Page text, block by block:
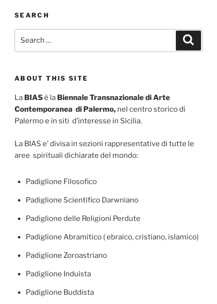
SEARCH
ABOUT THIS SITE
La BIASè la Biennale Transnazionale di Arte
Contemporanea di Palermo, nel centro storico di
Palermo e in siti d’interesse in Sicilia.
La BIAS e’ divisa in sezioni rappresentative di tutte le
aree spirituali dichiarate del mondo:
Padiglione Filosofico
Padiglione Scientifico Darwniano
Padiglione delle Religioni Perdute
Padiglione Abramitico ( ebraico, cristiano, islamico)
Padiglione Zoroastriano
Padiglione Induista
Padiglione Buddista